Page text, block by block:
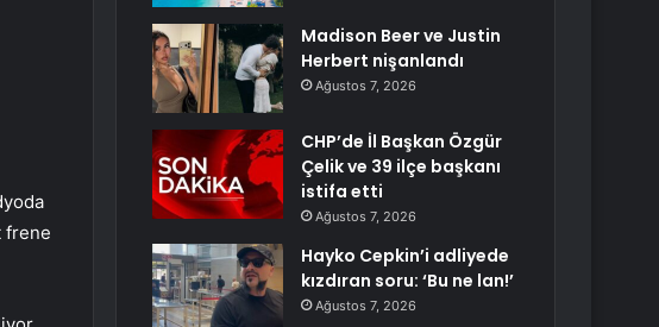
frene
Madison Beer ve Justin
Herbert nişanlandı
Ağustos 7, 2026
CHP’de İl Başkan Özgür
Çelik ve 39 ilçe başkanı
istifa etti
Ağustos 7, 2026
Hayko Cepkin’i adliyede
kızdıran soru: ‘Bu ne lan!’
Ağustos 7, 2026